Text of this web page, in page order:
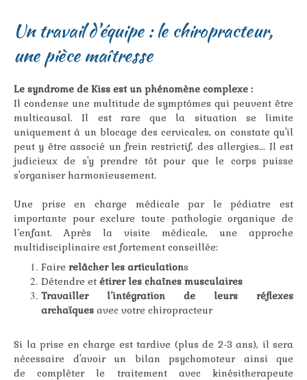
Un travail d'équipe : le chiropracteur,
une pièce maîtresse
Le syndrome de Kiss est un phénomène complexe :
Il condense une multitude de symptômes qui peuvent être
multicausal. Il est rare que la situation se limite
uniquement à un blocage des cervicales, on constate qu'il
peut y être associé un frein restrictif, des allergies... Il est
judicieux de s'y prendre tôt pour que le corps puisse
s'organiser harmonieusement.
Une prise en charge médicale par le pédiatre est
importante pour exclure toute pathologie organique de
l’enfant. Après la visite médicale, une approche
multidisciplinaire est fortement conseillée:
Faire relâcher les articulations
Détendre et étirer les chaînes musculaires
Travailler l’intégration de leurs réflexes
archaïques avec votre chiropracteur
Si la prise en charge est tardive (plus de 2-3 ans), il sera
nécessaire d'avoir un bilan psychomoteur ainsi que
de compléter le traitement avec kinésitherapeute